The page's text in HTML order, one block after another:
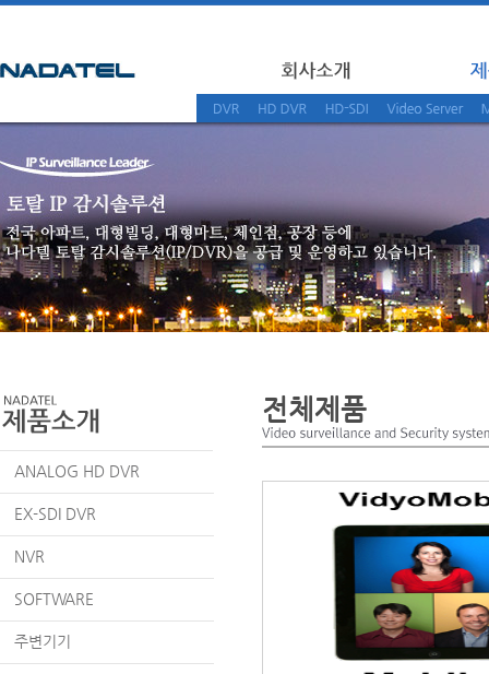
ANALOG HD DVR
EX-SDI DVR
NVR
SOFTWARE
주변기기
전체제품